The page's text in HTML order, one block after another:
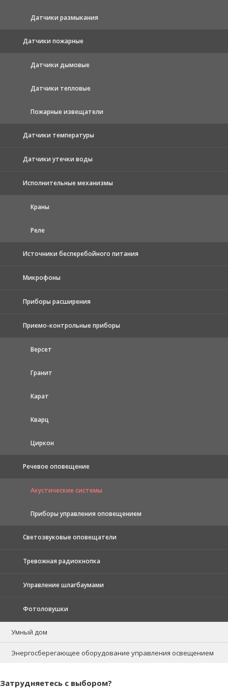
Датчики размыкания
Датчики пожарные
Датчики дымовые
Датчики тепловые
Пожарные извещатели
Датчики температуры
Датчики утечки воды
Исполнительные механизмы
Краны
Реле
Источники бесперебойного питания
Микрофоны
Приборы расширения
Приемо-контрольные приборы
Версет
Гранит
Карат
Кварц
Циркон
Речевое оповещение
Акустические системы
Приборы управления оповещением
Светозвуковые оповещатели
Тревожная радиокнопка
Управление шлагбаумами
Фотоловушки
Умный дом
Энергосберегающее оборудование управления освещением
Затрудняетесь с выбором?